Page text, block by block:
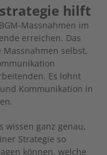
hilft
Massnahmen im
erreichen. Das
selbst,
Es lohnt
Kommunikation in
wissen ganz genau,
Strategie so
können, welche